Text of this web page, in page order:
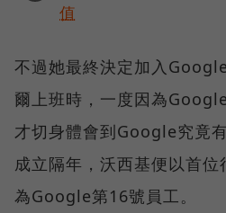
值
不過她最終決定加入
爾上班時，一度因為
才切身體會到Google究竟
成立隔年，沃西基便以首
為Google第16號員工。